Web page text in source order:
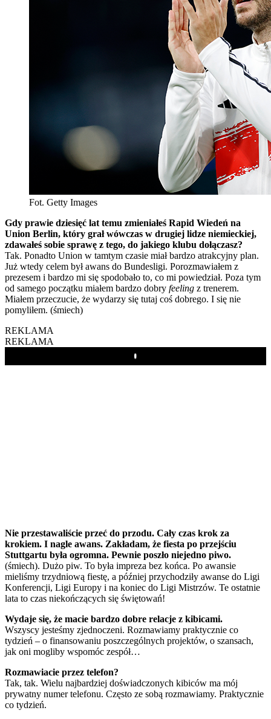
Fot. Getty Images
Gdy prawie dziesięć lat temu zmieniałeś Rapid Wiedeń na
Union Berlin, który grał wówczas w drugiej lidze niemieckiej,
zdawałeś sobie sprawę z tego, do jakiego klubu dołączasz?
Tak. Ponadto Union w tamtym czasie miał bardzo atrakcyjny plan.
Już wtedy celem był awans do Bundesligi. Porozmawiałem z
prezesem i bardzo mi się spodobało to, co mi powiedział. Poza tym
od samego początku miałem bardzo dobry feeling z trenerem.
Miałem przeczucie, że wydarzy się tutaj coś dobrego. I się nie
pomyliłem. (śmiech)
REKLAMA
REKLAMA
Play
Nie przestawaliście przeć do przodu. Cały czas krok za
krokiem. I nagle awans. Zakładam, że fiesta po przejściu
Stuttgartu była ogromna. Pewnie poszło niejedno piwo.
(śmiech). Dużo piw. To była impreza bez końca. Po awansie
mieliśmy trzydniową fiestę, a później przychodziły awanse do Ligi
Konferencji, Ligi Europy i na koniec do Ligi Mistrzów. Te ostatnie
lata to czas niekończących się świętowań!
Wydaje się, że macie bardzo dobre relacje z kibicami.
Wszyscy jesteśmy zjednoczeni. Rozmawiamy praktycznie co
tydzień – o finansowaniu poszczególnych projektów, o szansach,
jak oni mogliby wspomóc zespół…
Rozmawiacie przez telefon?
Tak, tak. Wielu najbardziej doświadczonych kibiców ma mój
prywatny numer telefonu. Często ze sobą rozmawiamy. Praktycznie
co tydzień.